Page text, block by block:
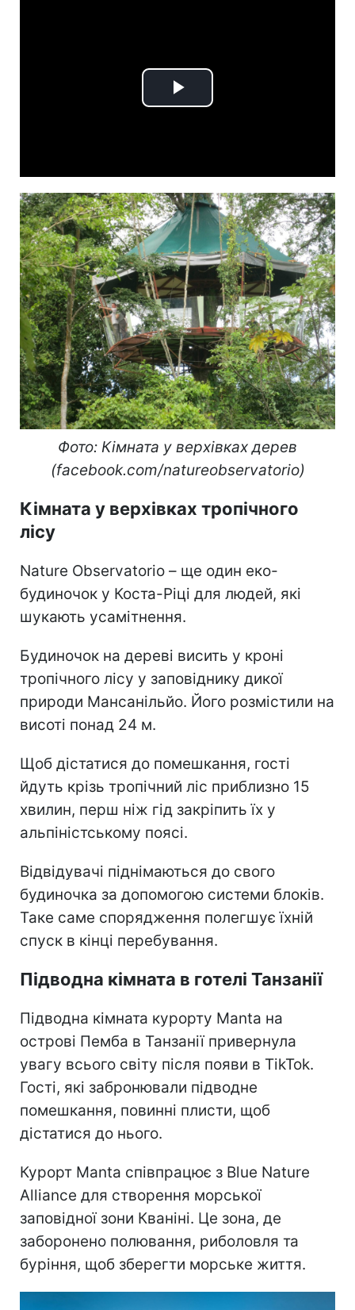
Play
Фото: Кімната у верхівках дерев
(facebook.com/natureobservatorio)
Кімната у верхівках тропічного
лісу
Nature Observatorio – ще один еко-
будиночок у Коста-Ріці для людей, які
шукають усамітнення.
Будиночок на дереві висить у кроні
тропічного лісу у заповіднику дикої
природи Мансанільйо. Його розмістили на
висоті понад 24 м.
Щоб дістатися до помешкання, гості
йдуть крізь тропічний ліс приблизно 15
хвилин, перш ніж гід закріпить їх у
альпіністському поясі.
Відвідувачі піднімаються до свого
будиночка за допомогою системи блоків.
Таке саме спорядження полегшує їхній
спуск в кінці перебування.
Підводна кімната в готелі Танзанії
Підводна кімната курорту Manta на
острові Пемба в Танзанії привернула
увагу всього світу після появи в TikTok.
Гості, які забронювали підводне
помешкання, повинні плисти, щоб
дістатися до нього.
Курорт Manta співпрацює з Blue Nature
Alliance для створення морської
заповідної зони Кваніні. Це зона, де
заборонено полювання, риболовля та
буріння, щоб зберегти морське життя.